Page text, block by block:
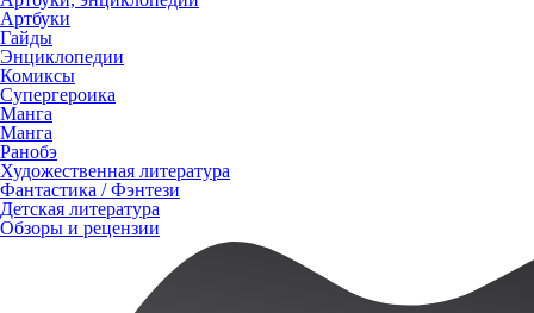
Артбуки
Гайды
Энциклопедии
Комиксы
Супергероика
Манга
Манга
Ранобэ
Художественная литература
Фантастика / Фэнтези
Детская литература
Обзоры и рецензии